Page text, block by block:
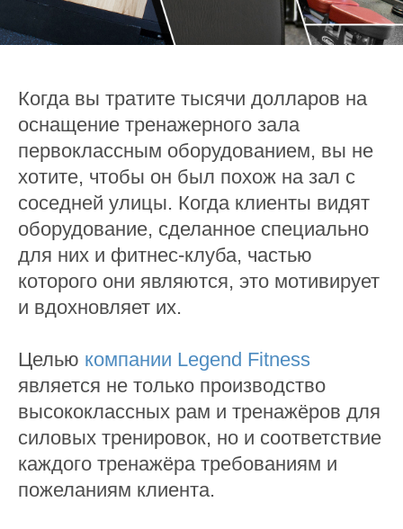
Когда вы тратите тысячи долларов на
оснащение тренажерного зала
первоклассным оборудованием, вы не
хотите, чтобы он был похож на зал с
соседней улицы. Когда клиенты видят
оборудование, сделанное специально
для них и фитнес-клуба, частью
которого они являются, это мотивирует
и вдохновляет их.
Целью компании Legend Fitness
является не только производство
высококлассных рам и тренажёров для
силовых тренировок, но и соответствие
каждого тренажёра требованиям и
пожеланиям клиента.